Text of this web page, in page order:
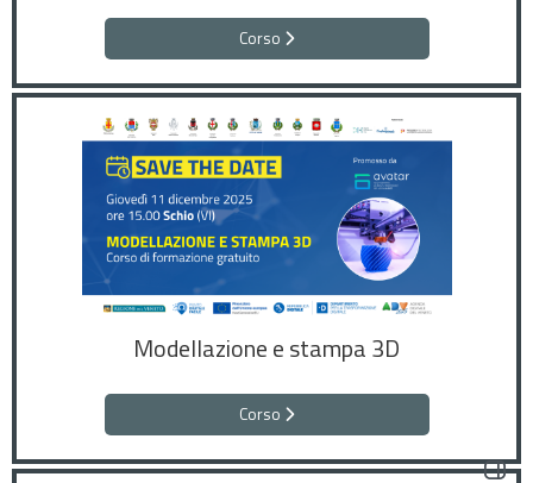
Apri il
Corso
Modellazione e stampa 3D
Corso